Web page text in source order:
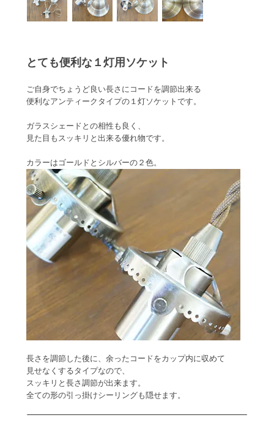
とても便利な１灯用ソケット
ご自身でちょうど良い長さにコードを調節出来る
便利なアンティークタイプの１灯ソケットです。
ガラスシェードとの相性も良く、
見た目もスッキリと出来る優れ物です。
カラーはゴールドとシルバーの２色。
長さを調節した後に、余ったコードをカップ内に収めて
見せなくするタイプなので、
スッキリと長さ調節が出来ます。
全ての形の引っ掛けシーリングも隠せます。